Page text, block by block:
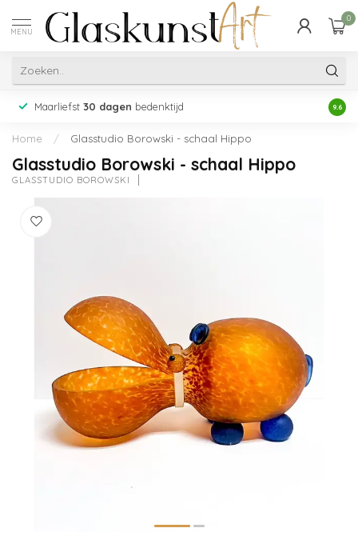
MENU
0
Maarliefst 30 dagen bedenktijd 9.6
Home / Glasstudio Borowski - schaal Hippo
Glasstudio Borowski - schaal Hippo
GLASSTUDIO BOROWSKI